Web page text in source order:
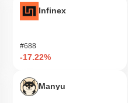
Infinex
#688
-17.22%
Manyu